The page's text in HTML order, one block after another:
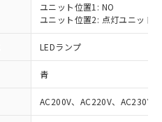
ユニット位置1: NO
ユニット位置2: 点灯ユニット
LEDランプ
青
AC200V、AC220V、AC230V